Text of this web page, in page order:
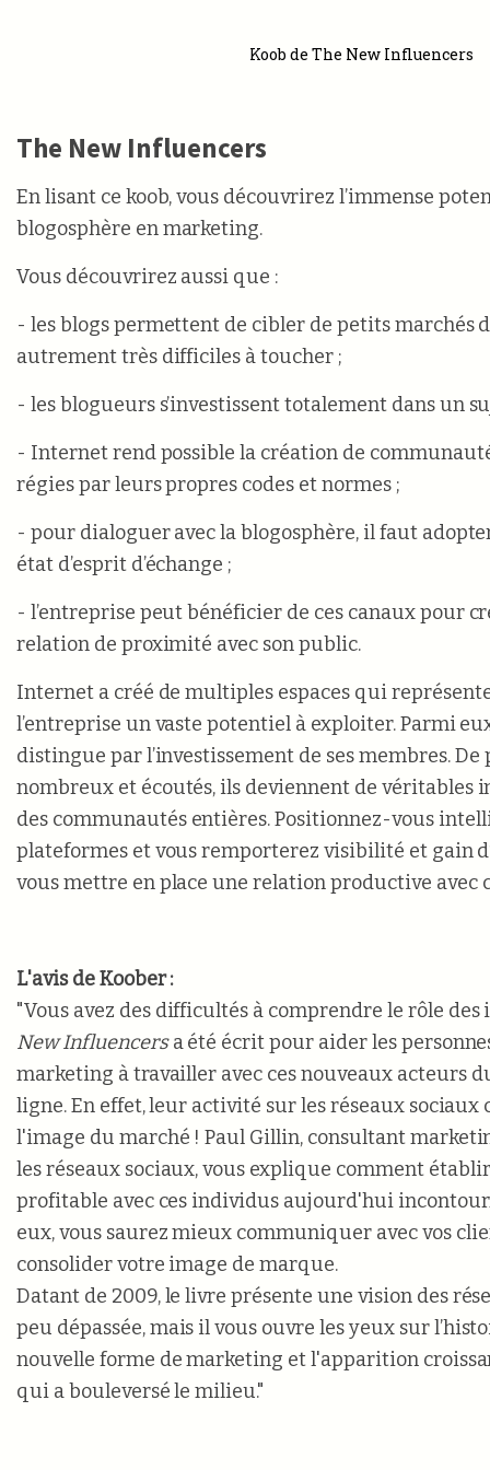
Koob de The New Influencers
The New Influencers
En lisant ce koob, vous découvrirez l’immense
blogosphère en marketing.
Vous découvrirez aussi que :
- les blogs permettent de cibler de petits marchés
autrement très difficiles à toucher ;
- les blogueurs s’investissent totalement dans un
- Internet rend possible la création de
régies par leurs propres codes et normes ;
- pour dialoguer avec la blogosphère, il faut
état d’esprit d’échange ;
- l’entreprise peut bénéficier de ces canaux pour
relation de proximité avec son public.
Internet a créé de multiples espaces qui
l’entreprise un vaste potentiel à exploiter. Parmi
distingue par l’investissement de ses membres. De
nombreux et écoutés, ils deviennent de véritables
des communautés entières. Positionnez-vous
plateformes et vous remporterez visibilité et gain
vous mettre en place une relation productive avec
L'avis de Koober :
"Vous avez des difficultés à comprendre le rôle
New Influencersa été écrit pour aider les
marketing à travailler avec ces nouveaux acteurs
ligne. En effet, leur activité sur les réseaux
l'image du marché ! Paul Gillin, consultant
les réseaux sociaux, vous explique comment
profitable avec ces individus aujourd'hui
eux, vous saurez mieux communiquer avec vos
consolider votre image de marque.
Datant de 2009, le livre présente une vision des
peu dépassée, mais il vous ouvre les yeux sur
nouvelle forme de marketing et l'apparition
qui a bouleversé le milieu."